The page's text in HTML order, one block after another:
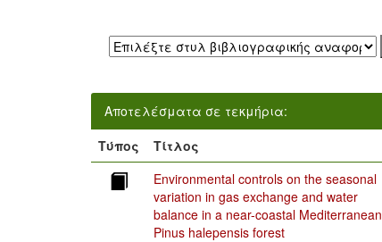
Αποτελέσματα σε τεκμήρια:
Τύπος
Τίτλος
Environmental controls on the seasonal
variation in gas exchange and water
balance in a near-coastal Mediterranean
Pinus halepensis forest